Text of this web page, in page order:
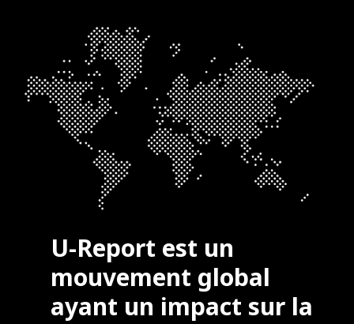
U-Report est un
mouvement global
ayant un impact sur la